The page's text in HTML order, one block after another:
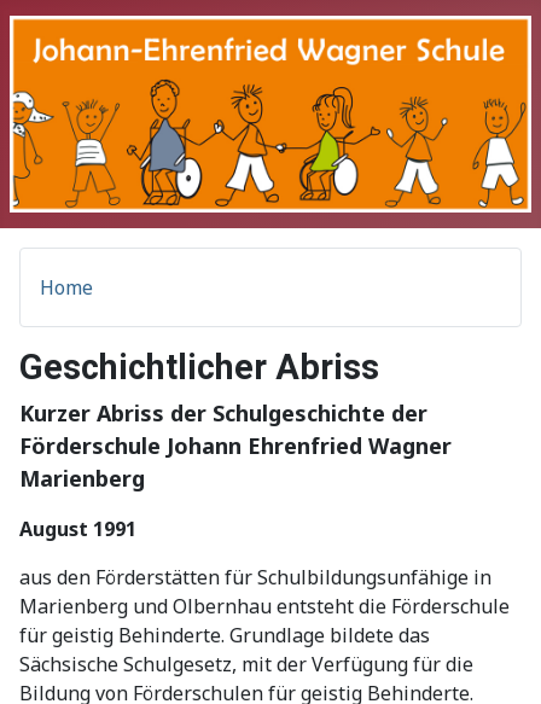
Home
Geschichtlicher Abriss
Kurzer Abriss der Schulgeschichte der
Förderschule Johann Ehrenfried Wagner
Marienberg
August 1991
aus den Förderstätten für Schulbildungsunfähige in
Marienberg und Olbernhau entsteht die Förderschule
für geistig Behinderte. Grundlage bildete das
Sächsische Schulgesetz, mit der Verfügung für die
Bildung von Förderschulen für geistig Behinderte.